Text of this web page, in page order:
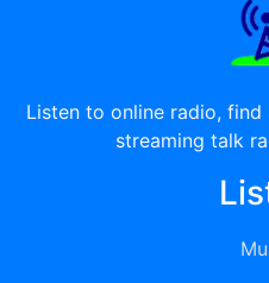
Listen to online radio,
streaming talk